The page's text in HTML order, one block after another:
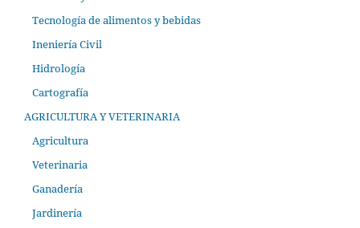
Tecnología de alimentos y bebidas
Ineniería Civil
Hidrología
Cartografía
AGRICULTURA Y VETERINARIA
Agricultura
Veterinaria
Ganadería
Jardinería